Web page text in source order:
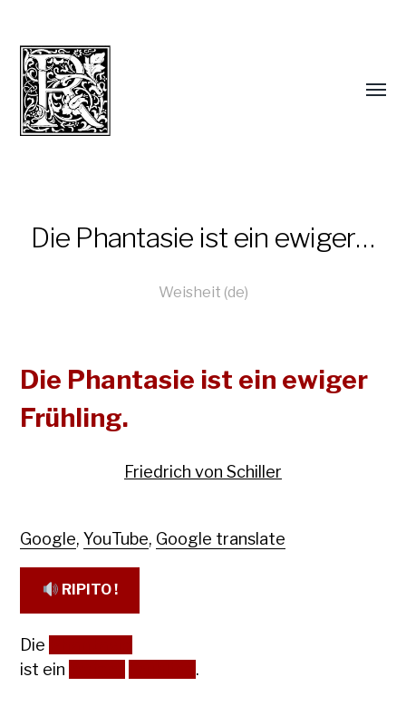
Die Phantasie ist ein ewiger…
Weisheit (de)
Die Phantasie ist ein ewiger
Frühling.
Friedrich von Schiller
Google,YouTube, Google translate
RIPITO !
Die
ist ein
.